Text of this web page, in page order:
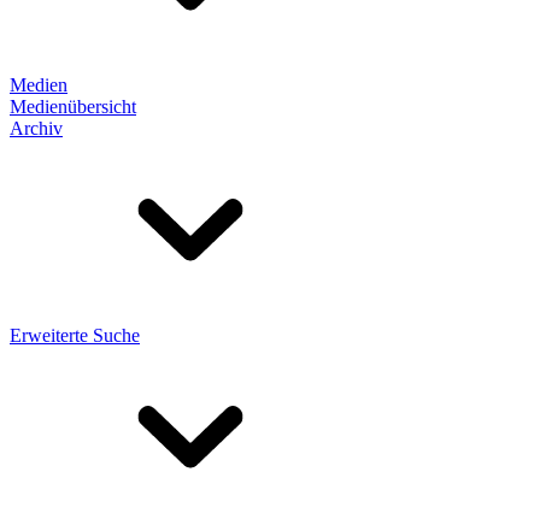
Medien
Medienübersicht
Archiv
Erweiterte Suche